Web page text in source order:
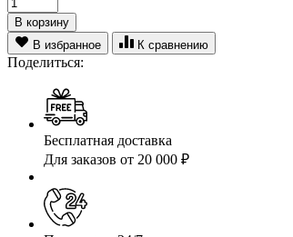
В корзину
В избранное
К сравнению
Поделиться:
Бесплатная доставка
Для заказов от 20 000 ₽